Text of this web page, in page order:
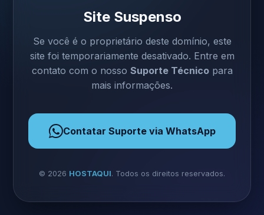
Site Suspenso
Se você é o proprietário deste domínio, este
site foi temporariamente desativado. Entre em
contato com o nosso Suporte Técnicopara
mais informações.
Contatar Suporte via WhatsApp
© 2026 HOSTAQUI. Todos os direitos reservados.